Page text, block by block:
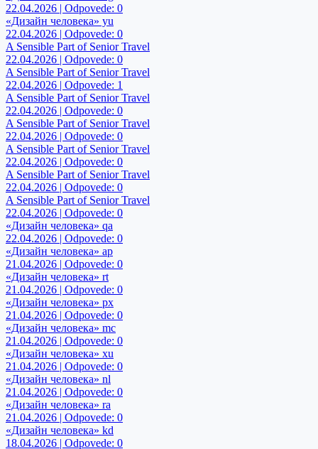
22.04.2026 | Odpovede: 0
«Дизайн человека» yu
22.04.2026 | Odpovede: 0
A Sensible Part of Senior Travel
22.04.2026 | Odpovede: 0
A Sensible Part of Senior Travel
22.04.2026 | Odpovede: 1
A Sensible Part of Senior Travel
22.04.2026 | Odpovede: 0
A Sensible Part of Senior Travel
22.04.2026 | Odpovede: 0
A Sensible Part of Senior Travel
22.04.2026 | Odpovede: 0
A Sensible Part of Senior Travel
22.04.2026 | Odpovede: 0
A Sensible Part of Senior Travel
22.04.2026 | Odpovede: 0
«Дизайн человека» qa
22.04.2026 | Odpovede: 0
«Дизайн человека» ap
21.04.2026 | Odpovede: 0
«Дизайн человека» rt
21.04.2026 | Odpovede: 0
«Дизайн человека» px
21.04.2026 | Odpovede: 0
«Дизайн человека» mc
21.04.2026 | Odpovede: 0
«Дизайн человека» xu
21.04.2026 | Odpovede: 0
«Дизайн человека» nl
21.04.2026 | Odpovede: 0
«Дизайн человека» ra
21.04.2026 | Odpovede: 0
«Дизайн человека» kd
18.04.2026 | Odpovede: 0